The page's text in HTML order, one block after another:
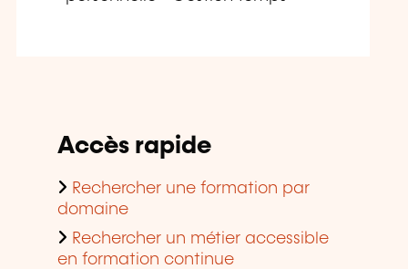
Accès rapide
Rechercher une formation par
domaine
Rechercher un métier accessible
en formation continue